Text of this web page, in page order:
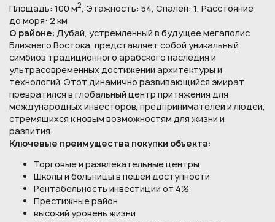
Площадь: 100 м2, Этажность: 54, Спален: 1, Расстояние
до моря: 2 км
О районе: Дубай, устремленный в будущее мегаполис
Ближнего Востока, представляет собой уникальный
симбиоз традиционного арабского наследия и
ультрасовременных достижений архитектуры и
технологий. Этот динамично развивающийся эмират
превратился в глобальный центр притяжения для
международных инвесторов, предпринимателей и людей,
стремящихся к новым возможностям для жизни и
развития.
Ключевые преимущества покупки объекта:
Торговые и развлекательные центры
Школы и больницы в пешей доступности
Рентабельность инвестиций от 4%
Престижные район
высокий уровень жизни